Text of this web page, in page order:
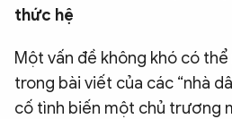
thức hệ
Một vấn đề không khó có
trong bài viết của các “nhà
cố tình biến một chủ trương